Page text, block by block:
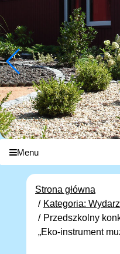
Menu
Strona główna
Kategoria:
Przedszkolny
„Eko-instrument